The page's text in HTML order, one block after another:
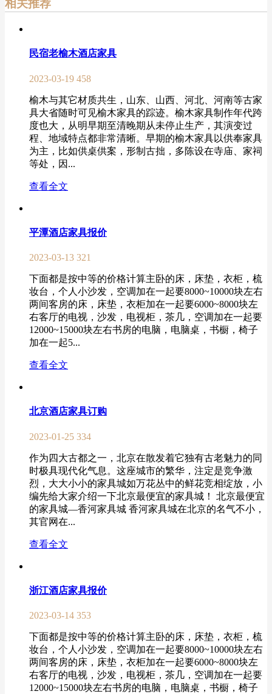
相关推荐
民宿老榆木酒店家具
2023-03-19 458
榆木与其它材质共生，山东、山西、河北、河南等古家
具大省随时可见榆木家具的踪迹。榆木家具制作年代跨
度也大，从明早期至清晚期从未停止生产，其演变过
程、地域特点都非常清晰。早期的榆木家具以供奉家具
为主，比如供桌供案，形制古拙，多陈设在寺庙、家祠
等处，因...
查看全文
平潭酒店家具报价
2023-03-13 321
下面都是按中等的价格计算主卧的床，床垫，衣柜，梳
妆台，个人小沙发，空调加在一起要8000~10000块左右
两间客房的床，床垫，衣柜加在一起要6000~8000块左
右客厅的电视，沙发，电视柜，茶几，空调加在一起要
12000~15000块左右书房的电脑，电脑桌，书橱，椅子
加在一起5...
查看全文
北京酒店家具订购
2023-01-25 334
作为四大古都之一，北京在散发着它独有古老魅力的同
时极具现代化气息。这座城市的繁华，注定是竞争激
烈，大大小小的家具城如万花丛中的鲜花竞相绽放，小
编先给大家介绍一下北京最便宜的家具城！ 北京最便宜
的家具城—香河家具城 香河家具城在北京的名气不小，
其官网在...
查看全文
浙江酒店家具报价
2023-03-14 353
下面都是按中等的价格计算主卧的床，床垫，衣柜，梳
妆台，个人小沙发，空调加在一起要8000~10000块左右
两间客房的床，床垫，衣柜加在一起要6000~8000块左
右客厅的电视，沙发，电视柜，茶几，空调加在一起要
12000~15000块左右书房的电脑，电脑桌，书橱，椅子